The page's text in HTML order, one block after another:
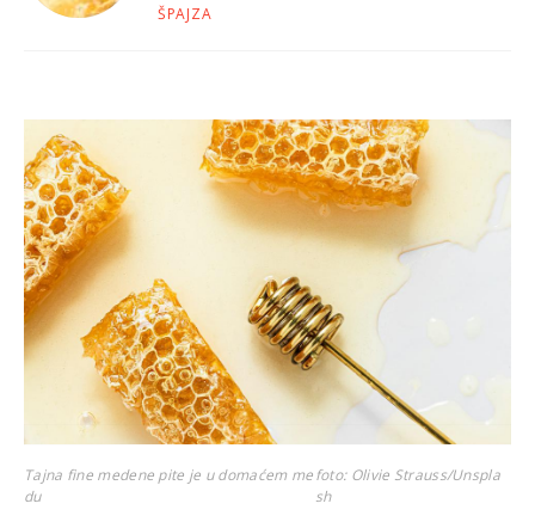
ŠPAJZA
Tajna fine medene pite je u domaćem me
du
foto: Olivie Strauss/Unspla
sh